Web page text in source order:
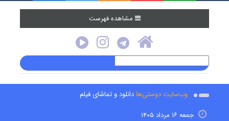
مشاهده فهرست
وب‌سایت دوستی‌هادانلود و تماشای فیلم
جمعه ۱۶ مرداد ۱۴۰۵